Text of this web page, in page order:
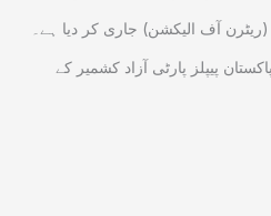
تحت ریٹرننگ آفیسر نے فارم 27 (ریٹرن آف الیکشن) جاری کر دیا ہے۔
پیپلز پارٹی آزاد کشمیر کے